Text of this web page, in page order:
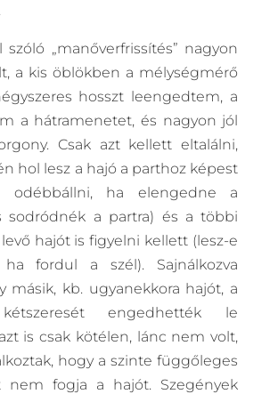
szóló „manőverfrissítés” nagyon
a kis öblökben a mélységmérő
hosszt leengedtem, a
a hátramenetet, és nagyon jól
Csak azt kellett eltalálni,
hol lesz a hajó a parthoz képest
odébbállni, ha elengedne a
sodródnék a partra) és a többi
hajót is figyelni kellett (lesz-e
fordul a szél). Sajnálkozva
másik, kb. ugyanekkora hajót, a
engedhették le
is csak kötélen, lánc nem volt,
hogy a szinte függőleges
nem fogja a hajót. Szegények